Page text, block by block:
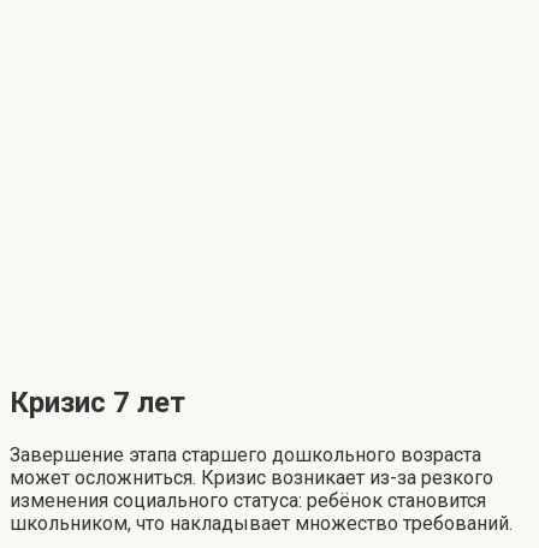
Кризис 7 лет
Завершение этапа старшего дошкольного возраста
может осложниться. Кризис возникает из-за резкого
изменения социального статуса: ребёнок становится
школьником, что накладывает множество требований.